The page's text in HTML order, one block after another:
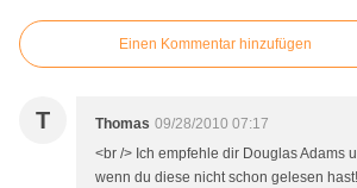
Einen Kommentar hinzufügen
T Thomas 09/28/2010 07:17
<br /> Ich empfehle dir Douglas Adams
wenn du diese nicht schon gelesen